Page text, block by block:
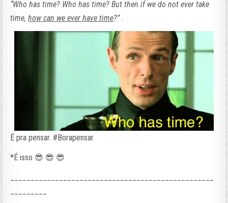
“Who has time? Who has time? But then if we do not ever take
time,how can we ever have time?”.
É pra pensar. #Borapensar.
*É isso 😎 😎 😎